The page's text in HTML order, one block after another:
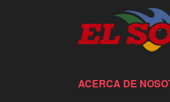
ACERCA DE